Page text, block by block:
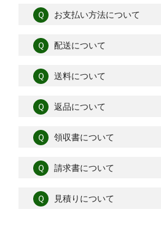
Ｑ お支払い方法について
Ｑ 配送について
Ｑ 送料について
Ｑ 返品について
Ｑ 領収書について
Ｑ 請求書について
Ｑ 見積りについて